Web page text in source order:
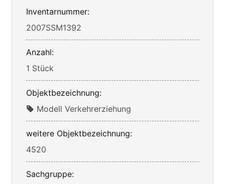
Inventarnummer:
2007SSM1392
Anzahl:
1 Stück
Objektbezeichnung:
Modell Verkehrerziehung
weitere Objektbezeichnung:
4520
Sachgruppe: